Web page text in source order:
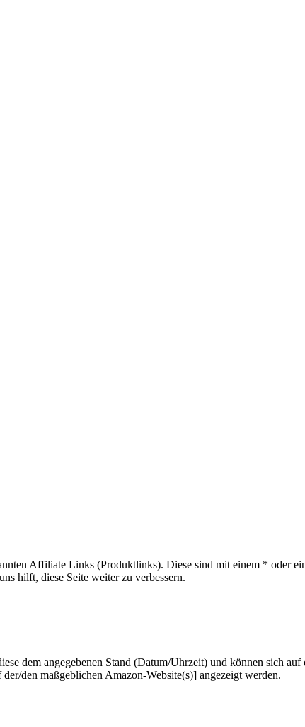
Affiliate Links (Produktlinks). Diese sind mit einem * oder
hilft, diese Seite weiter zu verbessern.
dem angegebenen Stand (Datum/Uhrzeit) und können sich
den maßgeblichen Amazon-Website(s)] angezeigt werden.